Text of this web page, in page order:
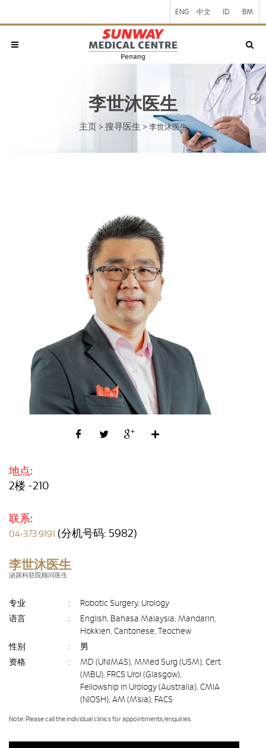
ENG 中文 ID BM
李世沐医生
主页 > 搜寻医生 > 李世沐医生
地点:
2楼 -210
联系:
04-373 9191 (分机号码: 5982)
李世沐医生
泌尿科驻院顾问医生
专业 :
Robotic Surgery, Urology
语言
:
English, Bahasa Malaysia, Mandarin,
Hokkien, Cantonese, Teochew
性别
:
男
资格
:
MD (UNIMAS), MMed Surg (USM), Cert
(MBU), FRCS Urol (Glasgow),
Fellowship in Urology (Australia), CMIA
(NIOSH), AM (M’sia), FACS
Note: Please call the individual clinics for appointments/enquiries.